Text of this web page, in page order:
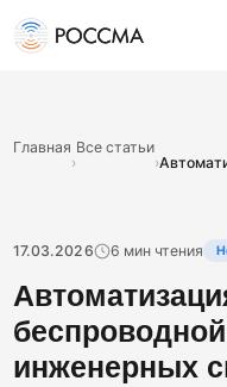
Главная
›
Все статьи
›
17.03.2026 6 мин чтения
инженерных